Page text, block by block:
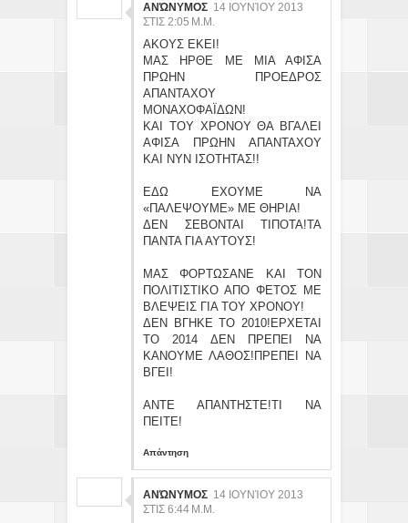
ΑΝΏΝΥΜΟΣ 14 ΙΟΥΝΊΟΥ 2013
ΣΤΙΣ 2:05 Μ.Μ.
ΑΚΟΥΣ ΕΚΕΙ!
ΜΑΣ ΗΡΘΕ ΜΕ ΜΙΑ ΑΦΙΣΑ
ΠΡΩΗΝ ΠΡΟΕΔΡΟΣ
ΑΠΑΝΤΑΧΟΥ
ΜΟΝΑΧΟΦΑΪΔΩΝ!
ΚΑΙ ΤΟΥ ΧΡΟΝΟΥ ΘΑ ΒΓΑΛΕΙ
ΑΦΙΣΑ ΠΡΩΗΝ ΑΠΑΝΤΑΧΟΥ
ΚΑΙ ΝΥΝ ΙΣΟΤΗΤΑΣ!!
ΕΔΩ ΕΧΟΥΜΕ ΝΑ
«ΠΑΛΕΨΟΥΜΕ» ΜΕ ΘΗΡΙΑ!
ΔΕΝ ΣΕΒΟΝΤΑΙ ΤΙΠΟΤΑ!ΤΑ
ΠΑΝΤΑ ΓΙΑ ΑΥΤΟΥΣ!
ΜΑΣ ΦΟΡΤΩΣΑΝΕ ΚΑΙ ΤΟΝ
ΠΟΛΙΤΙΣΤΙΚΟ ΑΠΟ ΦΕΤΟΣ ΜΕ
ΒΛΕΨΕΙΣ ΓΙΑ ΤΟΥ ΧΡΟΝΟΥ!
ΔΕΝ ΒΓΗΚΕ ΤΟ 2010!ΕΡΧΕΤΑΙ
ΤΟ 2014 ΔΕΝ ΠΡΕΠΕΙ ΝΑ
ΚΑΝΟΥΜΕ ΛΑΘΟΣ!ΠΡΕΠΕΙ ΝΑ
ΒΓΕΙ!
ΑΝΤΕ ΑΠΑΝΤΗΣΤΕ!ΤΙ ΝΑ
ΠΕΙΤΕ!
Απάντηση
ΑΝΏΝΥΜΟΣ 14 ΙΟΥΝΊΟΥ 2013
ΣΤΙΣ 6:44 Μ.Μ.